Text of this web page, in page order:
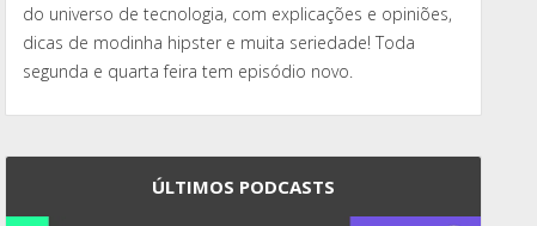
do universo de tecnologia, com explicações e opiniões,
dicas de modinha hipster e muita seriedade! Toda
segunda e quarta feira tem episódio novo.
ÚLTIMOS PODCASTS